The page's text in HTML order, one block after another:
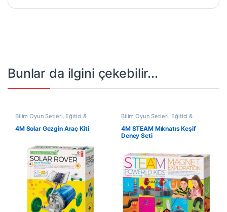
Bunlar da ilgini çekebilir...
Bilim Oyun Setleri Eğitici &
Öğretici Oyuncak
4M Solar Gezgin Araç Kiti
Bilim Oyun Setleri Eğitici &
Öğretici Oyuncak
4M STEAM Mıknatıs Keşif
Deney Seti